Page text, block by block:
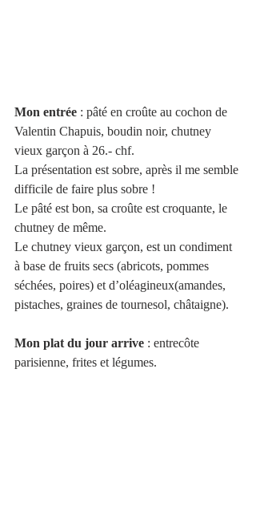
Mon entrée : pâté en croûte au cochon de
Valentin Chapuis, boudin noir, chutney
vieux garçon à 26.- chf.
La présentation est sobre, après il me semble
difficile de faire plus sobre !
Le pâté est bon, sa croûte est croquante, le
chutney de même.
Le chutney vieux garçon, est un condiment
à base de fruits secs (abricots, pommes
séchées, poires) et d’oléagineux(amandes,
pistaches, graines de tournesol, châtaigne).
Mon plat du jour arrive : entrecôte
parisienne, frites et légumes.